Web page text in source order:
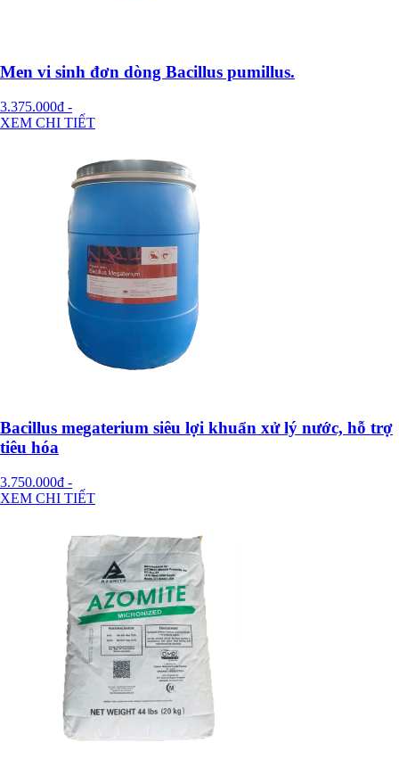
Men vi sinh đơn dòng Bacillus pumillus.
3.375.000đ -
XEM CHI TIẾT
Bacillus megaterium siêu lợi khuẩn xử lý nước, hỗ trợ
tiêu hóa
3.750.000đ -
XEM CHI TIẾT